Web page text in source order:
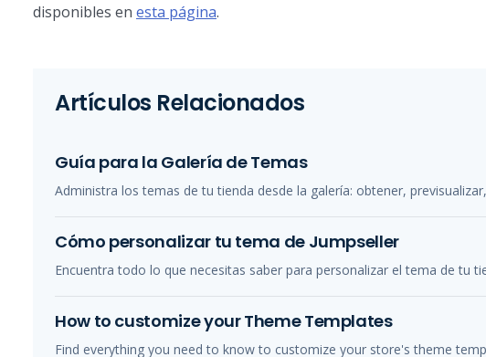
disponibles en esta página.
Artículos Relacionados
Guía para la Galería de Temas
Administra los temas de tu tienda desde la galería: obtener,
Cómo personalizar tu tema de Jumpseller
Encuentra todo lo que necesitas saber para personalizar el tema de tu
How to customize your Theme Templates
Find everything you need to know to customize your store's theme